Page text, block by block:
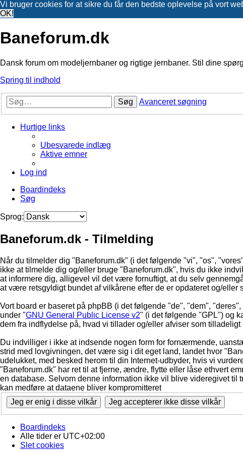
Vi bruger cookies for at sikre du får den bedste oplevelse på vort
OK!
Baneforum.dk
Dansk forum om modeljernbaner og rigtige jernbaner. Stil dine
Spring til indhold
Søg Avanceret søgning
Hurtige links
Ubesvarede indlæg
Aktive emner
Log ind
Boardindeks
Søg
Sprog:
Baneforum.dk - Tilmelding
Når du tilmelder dig "Baneforum.dk" (i det følgende "vi", "os",
ikke at tilmelde dig og/eller bruge "Baneforum.dk", hvis du ikke
at informere dig, alligevel vil det være fornuftigt, at du selv
at være retsgyldigt bundet af vilkårene efter de er opdateret og/eller
Vort board er baseret på phpBB (i det følgende "de", "dem",
under "GNU General Public License v2" (i det følgende "GPL") og
dem fra indflydelse på, hvad vi tillader og/eller afviser som
Du indvilliger i ikke at indsende nogen form for fornærmende,
strid med lovgivningen, det være sig i dit eget land, landet hvor
udelukket, med besked herom til din Internet-udbyder, hvis vi
"Baneforum.dk" har ret til at fjerne, ændre, flytte eller låse ethvert
en database. Selvom denne information ikke vil blive videregivet
kan medføre at dataene bliver kompromitteret
Boardindeks
Alle tider er UTC+02:00
Slet cookies